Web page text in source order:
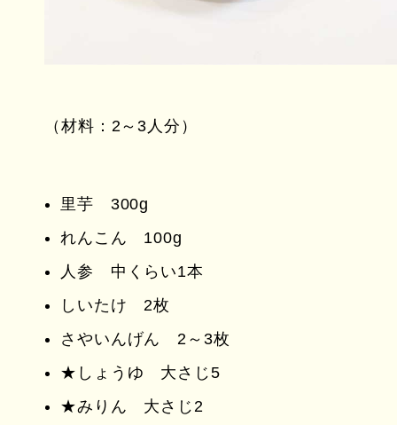
（材料：2～3人分）
里芋 300g
れんこん 100g
人参 中くらい1本
しいたけ 2枚
さやいんげん 2～3枚
★しょうゆ 大さじ5
★みりん 大さじ2